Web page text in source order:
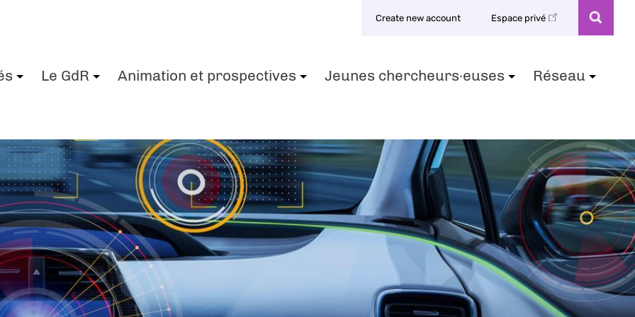
Create new account Espace privé
Le GdR Animation et prospectives Jeunes chercheurs·euses Réseau